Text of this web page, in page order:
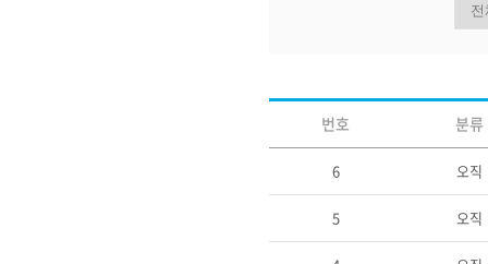
전
번호 분류
6 오직
5 오직